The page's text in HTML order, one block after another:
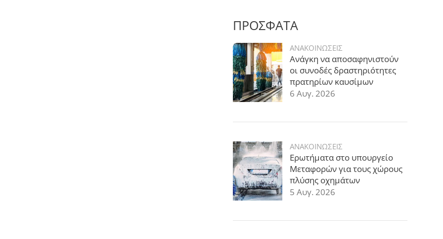
ΠΡΟΣΦΑΤΑ
ΑΝΑΚΟΙΝΩΣΕΙΣ
Ανάγκη να αποσαφηνιστούν
οι συνοδές δραστηριότητες
πρατηρίων καυσίμων
6 Αυγ. 2026
ΑΝΑΚΟΙΝΩΣΕΙΣ
Ερωτήματα στο υπουργείο
Μεταφορών για τους χώρους
πλύσης οχημάτων
5 Αυγ. 2026